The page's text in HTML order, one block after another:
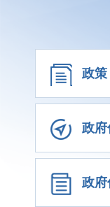
政策
政府
政府